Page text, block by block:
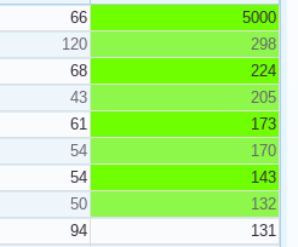
66
5000
120
298
68
224
43
205
61
173
54
170
54
143
50
132
94
131